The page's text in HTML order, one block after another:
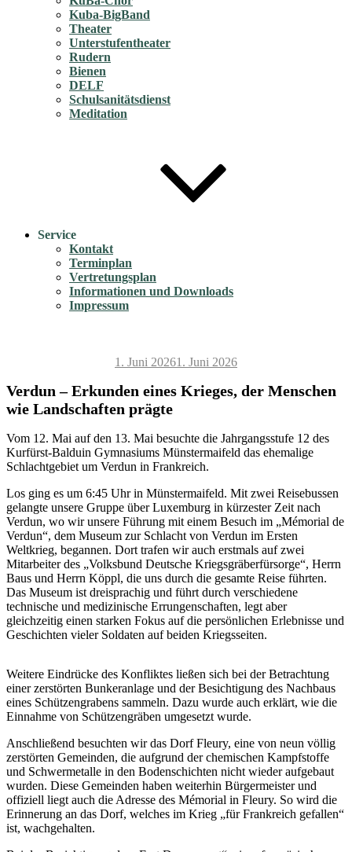
Kuba-BigBand
Theater
Unterstufentheater
Rudern
Bienen
DELF
Schulsanitätsdienst
Meditation
Service
Kontakt
Terminplan
Vertretungsplan
Informationen und Downloads
Impressum
Veröffentlicht
1. Juni 20261. Juni 2026
Verdun – Erkunden eines Krieges, der Menschen
wie Landschaften prägte
Vom 12. Mai auf den 13. Mai besuchte die Jahrgangsstufe 12 des
Kurfürst-Balduin Gymnasiums Münstermaifeld das ehemalige
Schlachtgebiet um Verdun in Frankreich.
Los ging es um 6:45 Uhr in Münstermaifeld. Mit zwei Reisebussen
gelangte unsere Gruppe über Luxemburg in kürzester Zeit nach
Verdun, wo wir unsere Führung mit einem Besuch im „Mémorial de
Verdun“, dem Museum zur Schlacht von Verdun im Ersten
Weltkrieg, begannen. Dort trafen wir auch erstmals auf zwei
Mitarbeiter des „Volksbund Deutsche Kriegsgräberfürsorge“, Herrn
Baus und Herrn Köppl, die uns durch die gesamte Reise führten.
Das Museum ist dreisprachig und führt durch verschiedene
technische und medizinische Errungenschaften, legt aber
gleichzeitig einen starken Fokus auf die persönlichen Erlebnisse und
Geschichten vieler Soldaten auf beiden Kriegsseiten.
Weitere Eindrücke des Konfliktes ließen sich bei der Betrachtung
einer zerstörten Bunkeranlage und der Besichtigung des Nachbaus
eines Schützengrabens sammeln. Dazu wurde auch erklärt, wie die
Einnahme von Schützengräben umgesetzt wurde.
Anschließend besuchten wir das Dorf Fleury, eine von neun völlig
zerstörten Gemeinden, die aufgrund der chemischen Kampfstoffe
und Schwermetalle in den Bodenschichten nicht wieder aufgebaut
wurden. Diese Gemeinden haben weiterhin Bürgermeister und
offiziell liegt auch die Adresse des Mémorial in Fleury. So wird die
Erinnerung an das Dorf, welches im Krieg „für Frankreich gefallen“
ist, wachgehalten.